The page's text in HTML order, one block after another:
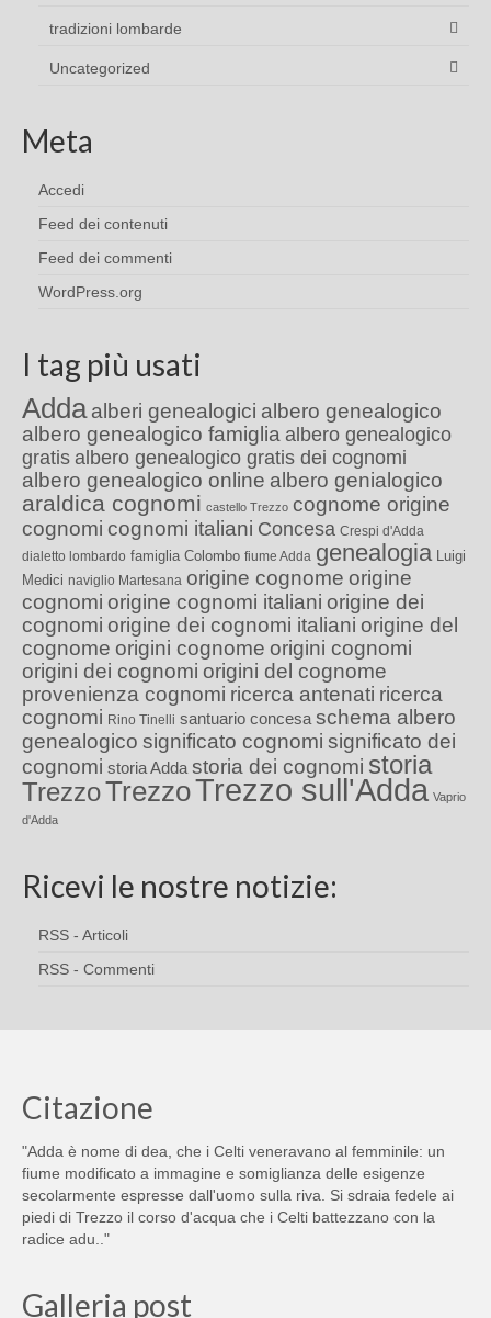
tradizioni lombarde
Uncategorized
Meta
Accedi
Feed dei contenuti
Feed dei commenti
WordPress.org
I tag più usati
Adda alberi genealogici albero genealogico
albero genealogico famiglia albero genealogico
gratis albero genealogico gratis dei cognomi
albero genealogico online albero genialogico
araldica cognomi castello Trezzo cognome origine
cognomi cognomi italiani Concesa Crespi d'Adda
dialetto lombardo famiglia Colombo fiume Adda genealogia Luigi
Medici naviglio Martesana origine cognome origine
cognomi origine cognomi italiani origine dei
cognomi origine dei cognomi italiani origine del
cognome origini cognome origini cognomi
origini dei cognomi origini del cognome
provenienza cognomi ricerca antenati ricerca
cognomi Rino Tinelli santuario concesa schema albero
genealogico significato cognomi significato dei
cognomi storia Adda storia dei cognomi storia
TrezzoTrezzoTrezzo sull'Adda Vaprio
d'Adda
Ricevi le nostre notizie:
RSS - Articoli
RSS - Commenti
Citazione
"Adda è nome di dea, che i Celti veneravano al femminile: un
fiume modificato a immagine e somiglianza delle esigenze
secolarmente espresse dall'uomo sulla riva. Si sdraia fedele ai
piedi di Trezzo il corso d'acqua che i Celti battezzano con la
radice adu.."
Galleria post